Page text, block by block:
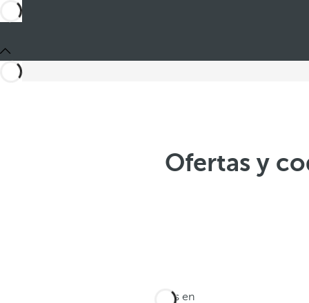
Ofertas y
Estás en